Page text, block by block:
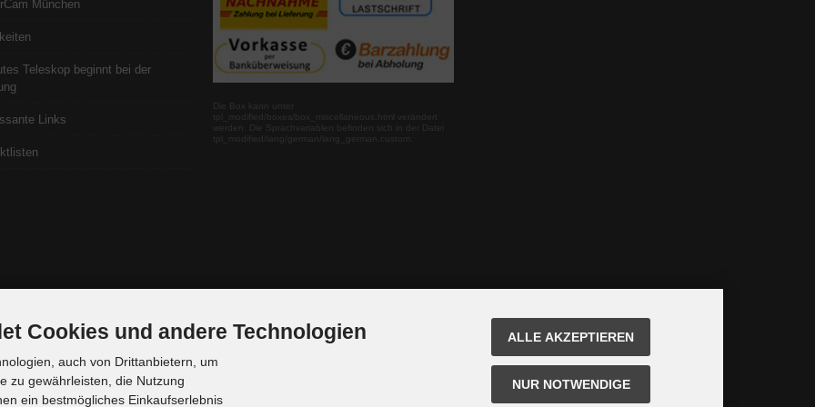
München
Teleskop beginnt bei der
Links
Die Box kann unter
tpl_modified/boxes/box_miscellaneous.html verändert
werden. Die Sprachvariablen befinden sich in der Datei
Cookies und andere Technologien
auch von Drittanbietern, um
zu gewährleisten, die Nutzung
ein bestmögliches Einkaufserlebnis
ALLE AKZEPTIEREN
NUR NOTWENDIGE